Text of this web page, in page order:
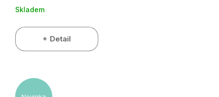
Skladem
Detail